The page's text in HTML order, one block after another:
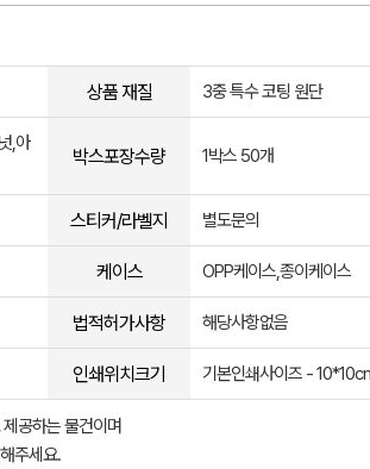
상품 재질 3중 특수 코팅 원단
,아
박스포장수량 1박스 50개
스티커/라벨지 별도문의
케이스 OPP케이스,종이케이스
법적허가사항 해당사항없음
인쇄위치크기 기본인쇄사이즈 -
공하는 물건이며
주세요.